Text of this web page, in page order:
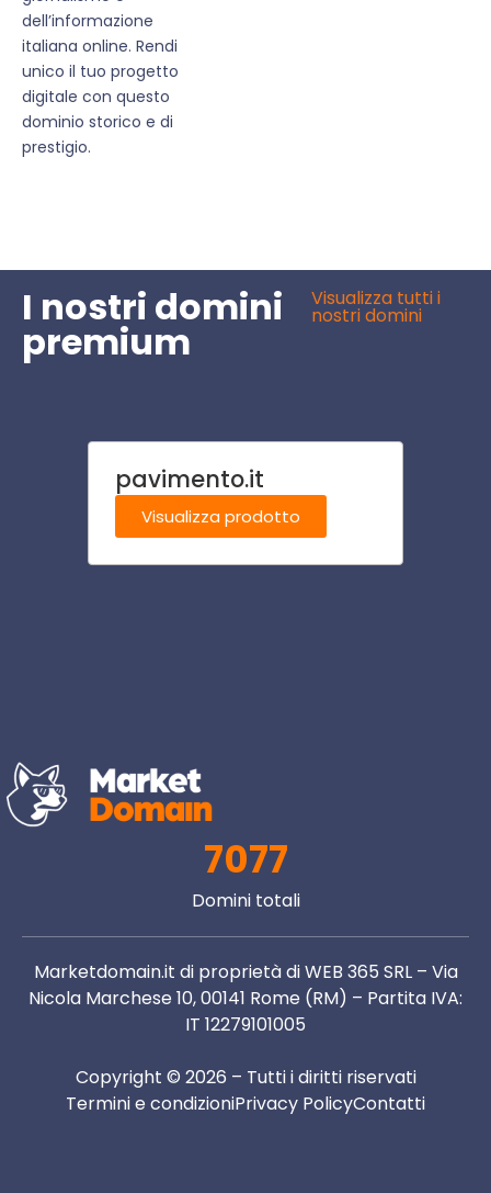
dell’informazione
italiana online. Rendi
unico il tuo progetto
digitale con questo
dominio storico e di
prestigio.
I nostri domini
premium
Visualizza tutti i
nostri domini
pavimento.it
Visualizza prodotto
7077
Domini totali
Marketdomain.it di proprietà di WEB 365 SRL – Via
Nicola Marchese 10, 00141 Rome (RM) – Partita IVA:
IT 12279101005
Copyright © 2026 – Tutti i diritti riservati
Termini e condizioniPrivacy PolicyContatti